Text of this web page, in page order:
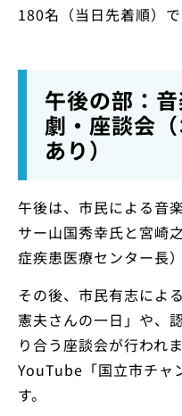
180名（当日先着順）で
午後の部：
劇・座談会
あり）
午後は、市民による音
サー山国秀幸氏と宮崎
症疾患医療センター長
その後、市民有志によ
憲夫さんの一日」や、
り合う座談会が行われ
YouTube「国立市チャ
す。